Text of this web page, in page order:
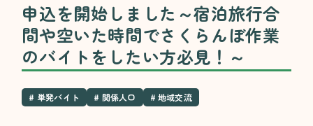
申込を開始しました～宿泊旅行合
間や空いた時間でさくらんぼ作業
のバイトをしたい方必見！～
# 単発バイト # 関係人口 # 地域交流